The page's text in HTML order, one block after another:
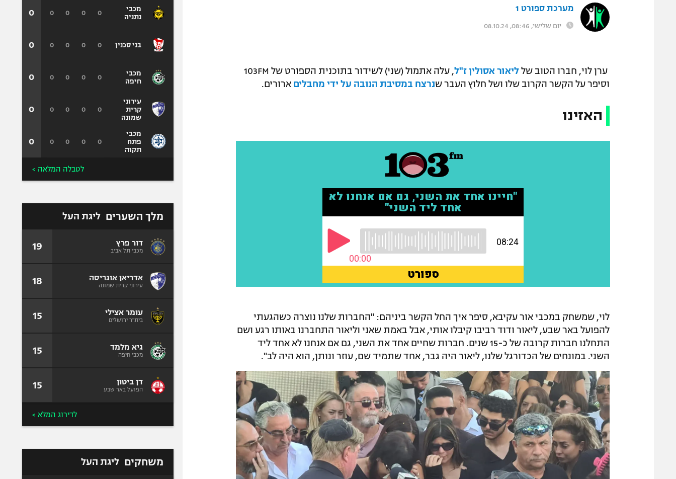
מערכת ספורט 1
יום שלישי, 08:46, 08.10.24
ערן לוי, חברו הטוב של ליאור אסולין ז"ל
, עלה אתמול (שני) לשידור בתוכנית הספורט של 103FM
וסיפר על הקשר הקרוב שלו ושל חלוץ העבר שנרצח במסיבת הנובה על ידי מחבלים ארורים.
האזינו
לוי, שמשחק במכבי אור עקיבא, סיפר איך החל הקשר ביניהם: "החברות שלנו נוצרה כשהגעתי
להפועל באר שבע, ליאור ודוד רביבו קיבלו אותי, אבל באמת שאני וליאור התחברנו באותו רגע ושם
התחלנו חברות קרובה של כ-15 שנים. חברות שחיים אחד את השני, גם אם אנחנו לא אחד ליד
השני. במונחים של הכדורגל שלנו, ליאור היה גבר, אחד שתמיד שם, עוזר ונותן, הוא היה לב".
מכבי
נתניה
בני סכנין
מכבי
חיפה
עירוני
קרית
שמונה
מכבי
פתח
תקוה
0
0
0
0
0
0
0
0
0
0
0
0
0
0
0
0
0
0
0
0
0
0
0
0
0
לטבלה המלאה >
מלך השערים ליגת העל
דור פרץ
מכבי תל אביב 19
אדריאן אוגריסה
עירוני קרית שמונה 18
עומר אצילי
בית"ר ירושלים 15
גיא מלמד
מכבי חיפה 15
דן ביטון
הפועל באר שבע 15
לדירוג המלא >
משחקים ליגת העל